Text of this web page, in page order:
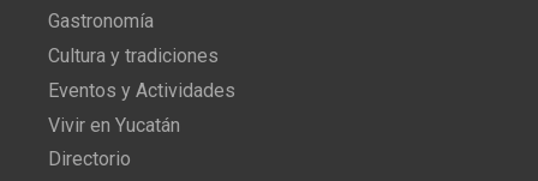
Gastronomía
Cultura y tradiciones
Eventos y Actividades
Vivir en Yucatán
Directorio